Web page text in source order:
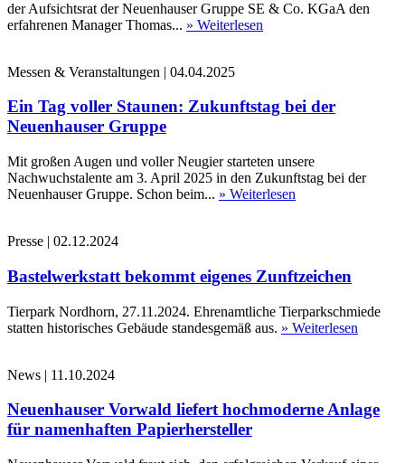
der Aufsichtsrat der Neuenhauser Gruppe SE & Co. KGaA den
erfahrenen Manager Thomas... » Weiterlesen
Messen & Veranstaltungen | 04.04.2025
Ein Tag voller Staunen: Zukunftstag bei der
Neuenhauser Gruppe
Mit großen Augen und voller Neugier starteten unsere
Nachwuchstalente am 3. April 2025 in den Zukunftstag bei der
Neuenhauser Gruppe. Schon beim... » Weiterlesen
Presse | 02.12.2024
Bastelwerkstatt bekommt eigenes Zunftzeichen
Tierpark Nordhorn, 27.11.2024. Ehrenamtliche Tierparkschmiede
statten historisches Gebäude standesgemäß aus. » Weiterlesen
News | 11.10.2024
Neuenhauser Vorwald liefert hochmoderne Anlage
für namenhaften Papierhersteller